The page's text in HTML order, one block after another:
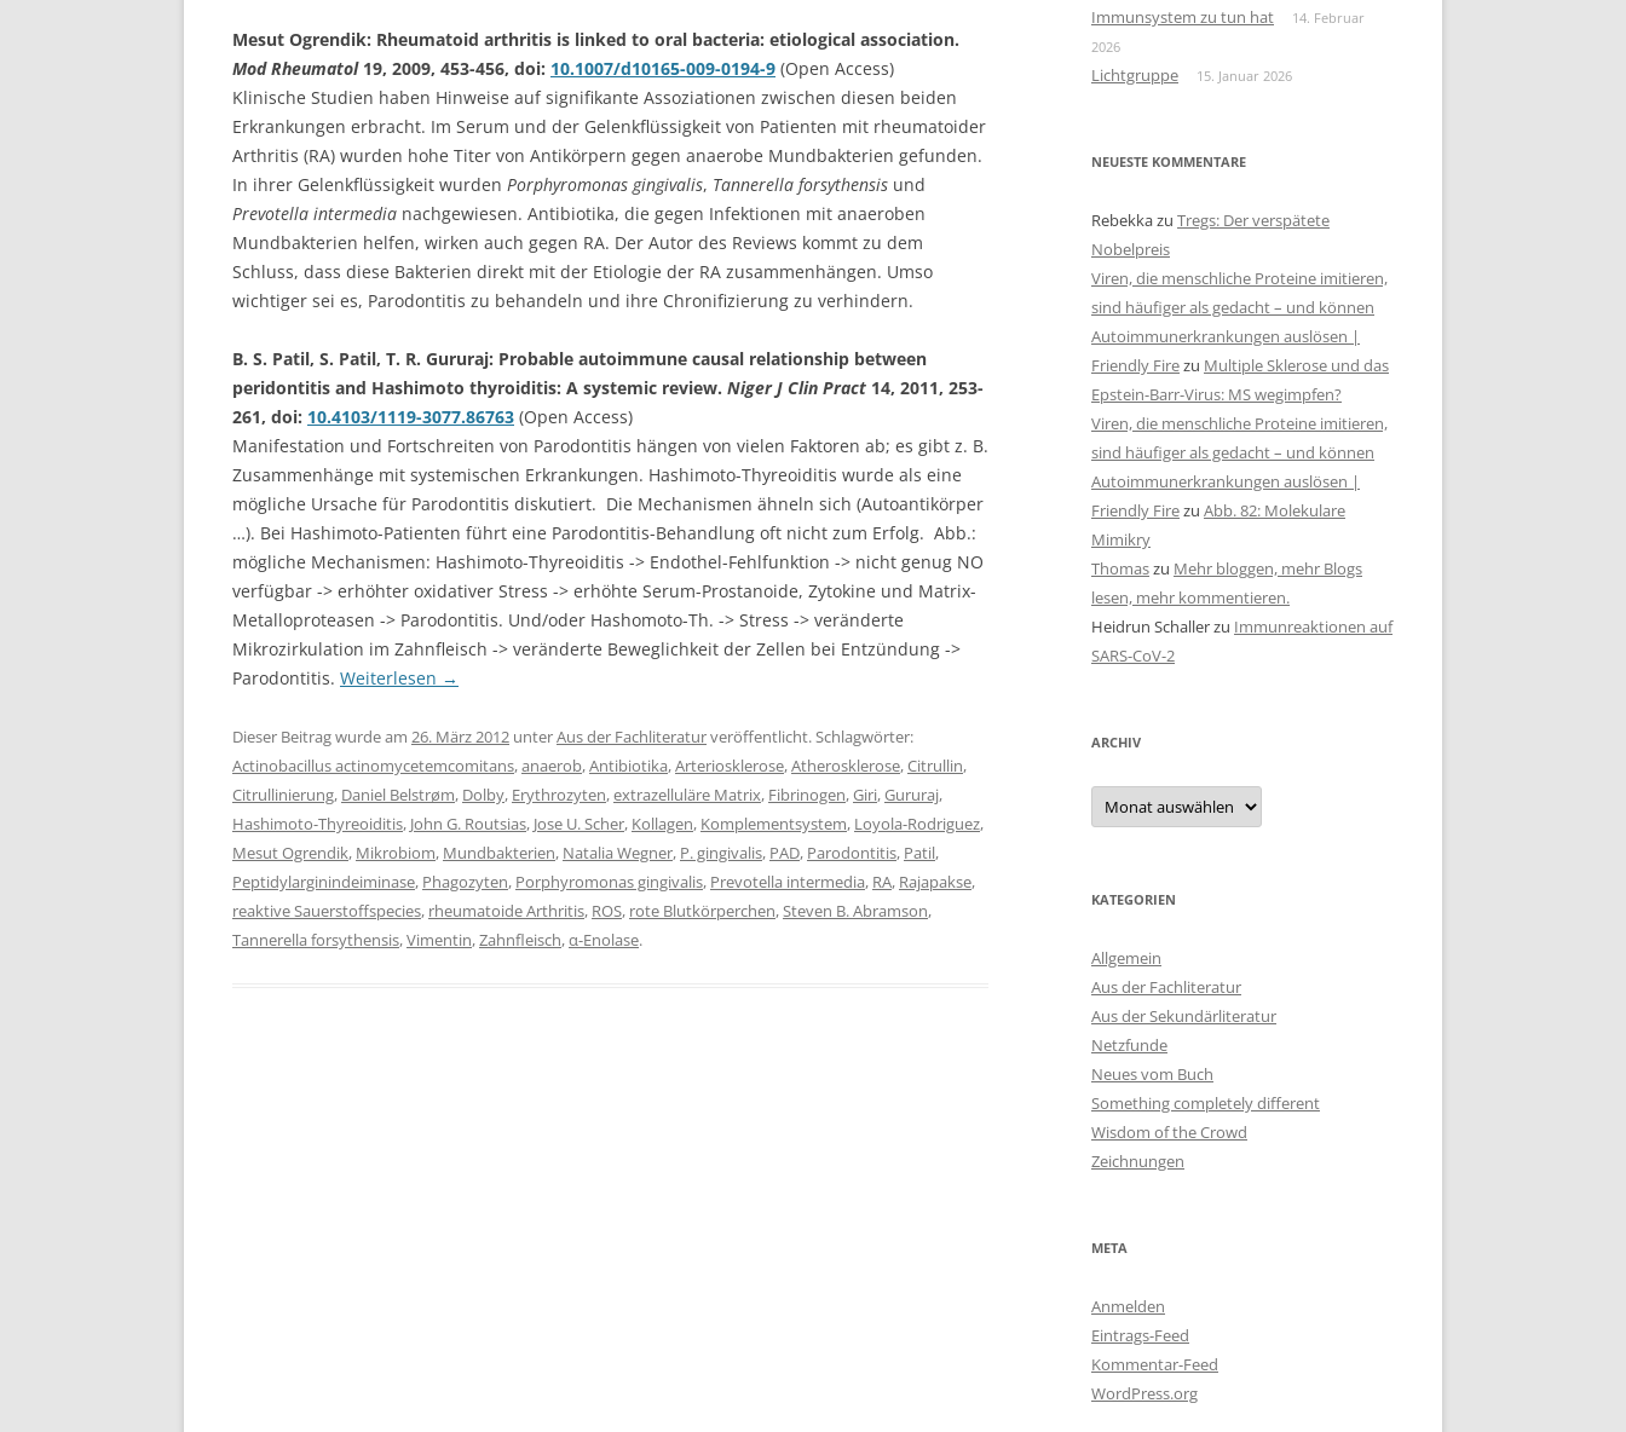
Mesut Ogrendik: Rheumatoid arthritis is linked to oral bacteria: etiological association.
Mod Rheumatol19, 2009, 453-456, doi: 10.1007/d10165-009-0194-9 (Open Access)
Klinische Studien haben Hinweise auf signifikante Assoziationen zwischen diesen beiden
Erkrankungen erbracht. Im Serum und der Gelenkflüssigkeit von Patienten mit rheumatoider
Arthritis (RA) wurden hohe Titer von Antikörpern gegen anaerobe Mundbakterien gefunden.
In ihrer Gelenkflüssigkeit wurden Porphyromonas gingivalis, Tannerella forsythensis und
Prevotella intermedia nachgewiesen. Antibiotika, die gegen Infektionen mit anaeroben
Mundbakterien helfen, wirken auch gegen RA. Der Autor des Reviews kommt zu dem
Schluss, dass diese Bakterien direkt mit der Etiologie der RA zusammenhängen. Umso
wichtiger sei es, Parodontitis zu behandeln und ihre Chronifizierung zu verhindern.
B. S. Patil, S. Patil, T. R. Gururaj: Probable autoimmune causal relationship between
peridontitis and Hashimoto thyroiditis: A systemic review. Niger J Clin Pract 14, 2011, 253-
261, doi: 10.4103/1119-3077.86763 (Open Access)
Manifestation und Fortschreiten von Parodontitis hängen von vielen Faktoren ab; es gibt z. B.
Zusammenhänge mit systemischen Erkrankungen. Hashimoto-Thyreoiditis wurde als eine
mögliche Ursache für Parodontitis diskutiert. Die Mechanismen ähneln sich (Autoantikörper
…). Bei Hashimoto-Patienten führt eine Parodontitis-Behandlung oft nicht zum Erfolg. Abb.:
mögliche Mechanismen: Hashimoto-Thyreoiditis -> Endothel-Fehlfunktion -> nicht genug NO
verfügbar -> erhöhter oxidativer Stress -> erhöhte Serum-Prostanoide, Zytokine und Matrix-
Metalloproteasen -> Parodontitis. Und/oder Hashomoto-Th. -> Stress -> veränderte
Mikrozirkulation im Zahnfleisch -> veränderte Beweglichkeit der Zellen bei Entzündung ->
Parodontitis. Weiterlesen →
Dieser Beitrag wurde am 26. März 2012 unterAus der Fachliteraturveröffentlicht. Schlagwörter:
Actinobacillus actinomycetemcomitans,anaerob,Antibiotika,Arteriosklerose,Atherosklerose,Citrullin,
Citrullinierung, Daniel Belstrøm, Dolby, Erythrozyten,extrazelluläre Matrix, Fibrinogen,Giri,Gururaj,
Hashimoto-Thyreoiditis, John G. Routsias, Jose U. Scher, Kollagen, Komplementsystem, Loyola-Rodriguez,
Mesut Ogrendik, Mikrobiom, Mundbakterien, Natalia Wegner, P. gingivalis, PAD, Parodontitis, Patil,
Peptidylarginindeiminase, Phagozyten, Porphyromonas gingivalis, Prevotella intermedia, RA, Rajapakse,
reaktive Sauerstoffspecies, rheumatoide Arthritis, ROS, rote Blutkörperchen,Steven B. Abramson,
Tannerella forsythensis,Vimentin,Zahnfleisch,α-Enolase.
Immunsystem zu tun hat
14. Februar
2026
Lichtgruppe 15. Januar 2026
NEUESTE KOMMENTARE
Rebekkazu Tregs: Der verspätete
Nobelpreis
Viren, die menschliche Proteine imitieren,
sind häufiger als gedacht – und können
Autoimmunerkrankungen auslösen |
Friendly Firezu Multiple Sklerose und das
Epstein-Barr-Virus: MS wegimpfen?
Viren, die menschliche Proteine imitieren,
sind häufiger als gedacht – und können
Autoimmunerkrankungen auslösen |
Friendly Firezu Abb. 82: Molekulare
Mimikry
Thomaszu Mehr bloggen, mehr Blogs
lesen, mehr kommentieren.
Heidrun Schallerzu Immunreaktionen auf
SARS-CoV-2
ARCHIV
Archiv
KATEGORIEN
Allgemein
Aus der Fachliteratur
Aus der Sekundärliteratur
Netzfunde
Neues vom Buch
Something completely different
Wisdom of the Crowd
Zeichnungen
META
Anmelden
Eintrags-Feed
Kommentar-Feed
WordPress.org